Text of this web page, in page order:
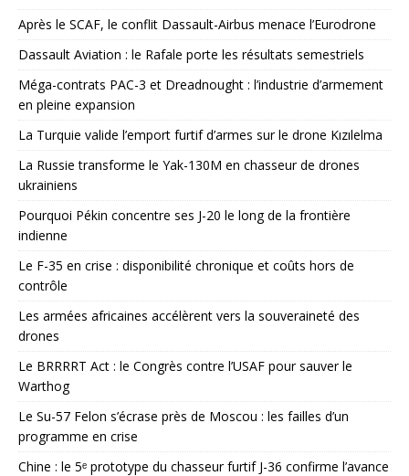
Après le SCAF, le conflit Dassault-Airbus menace l’Eurodrone
Dassault Aviation : le Rafale porte les résultats semestriels
Méga-contrats PAC-3 et Dreadnought : l’industrie d’armement
en pleine expansion
La Turquie valide l’emport furtif d’armes sur le drone Kızılelma
La Russie transforme le Yak-130M en chasseur de drones
ukrainiens
Pourquoi Pékin concentre ses J-20 le long de la frontière
indienne
Le F-35 en crise : disponibilité chronique et coûts hors de
contrôle
Les armées africaines accélèrent vers la souveraineté des
drones
Le BRRRRT Act : le Congrès contre l’USAF pour sauver le
Warthog
Le Su-57 Felon s’écrase près de Moscou : les failles d’un
programme en crise
Chine : le 5ᵉ prototype du chasseur furtif J-36 confirme l’avance